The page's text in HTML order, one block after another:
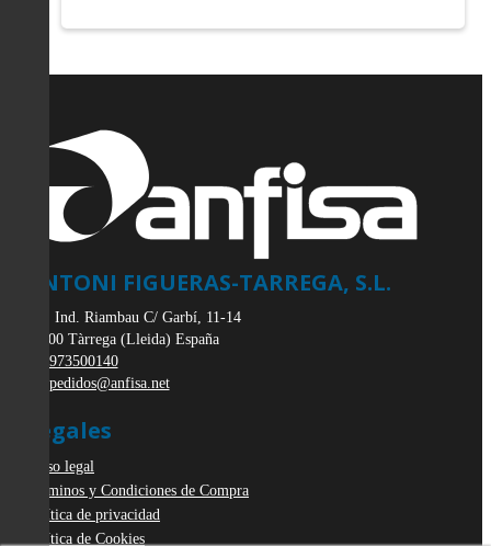
ANTONI FIGUERAS-TARREGA, S.L.
Pol. Ind. Riambau C/ Garbí, 11-14
25300 Tàrrega (Lleida) España
973500140
pedidos@anfisa.net
Legales
Aviso legal
Términos y Condiciones de Compra
Política de privacidad
Política de Cookies